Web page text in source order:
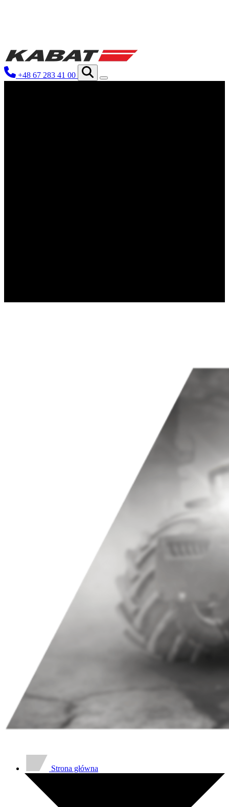
+48 67 283 41 00
Strona główna
We use cookies to personalize content and
your use of our site with our social media,